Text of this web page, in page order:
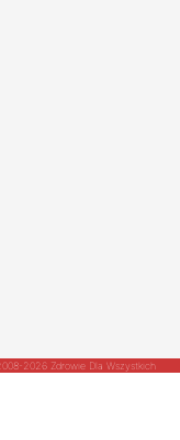
2026 Zdrowie Dla Wszystkich